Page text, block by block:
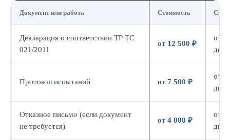
Документ или работа Стоимость Срок
Декларация о соответствии ТР ТС
021/2011
от 12 500 ₽
от 7
дн.
Протокол испытаний от 7 500 ₽
от 7
дн.
Отказное письмо (если документ
не требуется)
от 4 000 ₽
от 3
дн.